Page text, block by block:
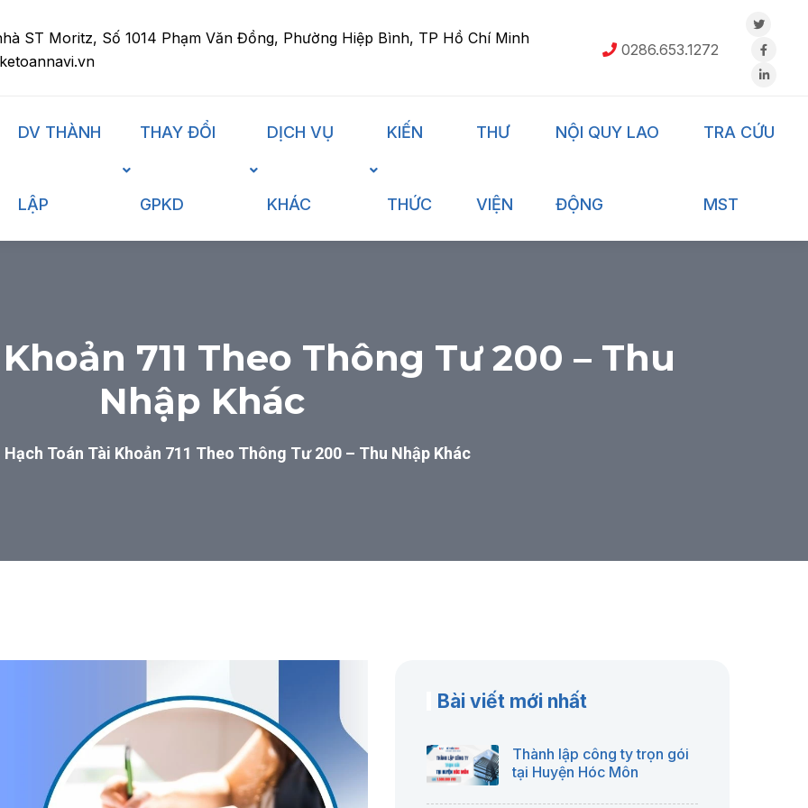
ST Moritz, Số 1014 Phạm Văn Đồng, Phường Hiệp Bình, TP Hồ Chí Minh
0286.653.1272
DV THÀNH
LẬP
THAY ĐỔI
GPKD
DỊCH VỤ
KHÁC
KIẾN
THỨC
THƯ
VIỆN
NỘI QUY LAO
ĐỘNG
TRA CỨU
MST
711 Theo Thông Tư 200 – Thu
Nhập Khác
Hạch Toán Tài Khoản 711 Theo Thông Tư 200 – Thu Nhập Khác
Bài viết mới nhất
Thành lập công ty trọn gói
tại Huyện Hóc Môn